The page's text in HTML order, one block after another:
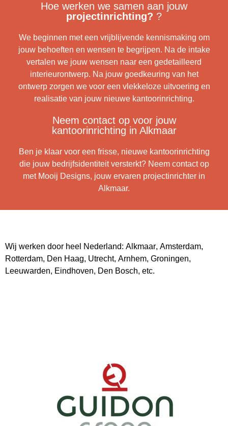
Hoe werken we samen aan jouw
projectinrichting? ?
We beginnen met een vrijblijvende kennismaking om
jouw behoeften en wensen te begrijpen. Na de intake
vertalen we jouw wensen naar een gedetailleerd
interieurontwerp. Na jouw goedkeuring van het
ontwerp zorgen we voor een vlekkeloze uitvoering en
realisatie van jouw nieuwe kantoorinrichting.
Neem contact op voor jouw
kantoorinrichting in Alkmaar
Ben je klaar voor een frisse, nieuwe kantoorinrichting
die jouw bedrijfsidentiteit versterkt? Neem contact op
met Mooij Designs, jouw ervaren projectinrichter in
Alkmaar.
Wij werken door heel Nederland: Alkmaar, Amsterdam,
Rotterdam, Den Haag, Utrecht, Arnhem, Groningen,
Leeuwarden, Eindhoven, Den Bosch, etc.